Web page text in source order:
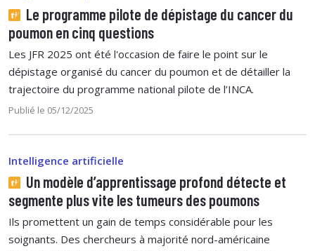
Le programme pilote de dépistage du cancer du
poumon en cinq questions
Les JFR 2025 ont été l'occasion de faire le point sur le
dépistage organisé du cancer du poumon et de détailler la
trajectoire du programme national pilote de l’INCA.
Publié le 05/12/2025
Intelligence artificielle
Un modèle d’apprentissage profond détecte et
segmente plus vite les tumeurs des poumons
Ils promettent un gain de temps considérable pour les
soignants. Des chercheurs à majorité nord-américaine